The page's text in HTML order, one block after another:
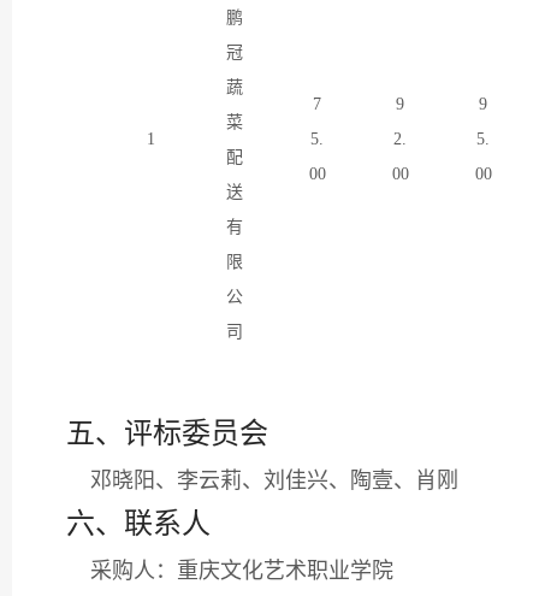
1
鹏
冠
蔬
菜
配
送
有
限
公
司
7
5.
00
9
2.
00
9
5.
00
五、评标委员会
邓晓阳、李云莉、刘佳兴、陶壹、肖刚
六、联系人
采购人：重庆文化艺术职业学院